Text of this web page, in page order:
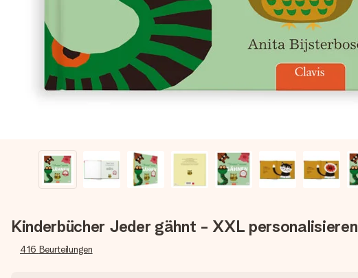
Kinderbücher Jeder gähnt - XXL personalisieren
416 Beurteilungen